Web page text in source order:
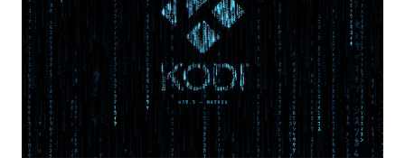
opção garante boot com Win e Linux) Boot > Boot Priority
Order USB HDD: SATA CD: SATA HDD: Essa ordem de boot
vai garantir que ele tente primeiro o boot pela USB, depois
pelo CD e por último no HD. Apenas as opções acima são
as necessá...